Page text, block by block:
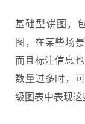
基础型饼图，
图，在某些场
而且标注信息
数量过多时，
级图表中表现这